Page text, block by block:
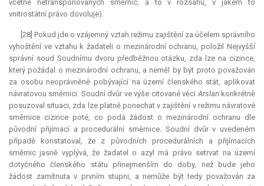
včetně netransponovaných směrnic, a to v rozsahu, v jakém to
vnitrostátní právo dovoluje).
[28] Pokud jde o vzájemný vztah režimu zajištění za účelem správního
vyhoštění ve vztahu k žadateli o mezinárodní ochranu, položil Nejvyšší
správní soud Soudnímu dvoru předběžnou otázku, zda lze na cizince,
který požádal o mezinárodní ochranu, a neměl by být proto považován
za osobu neoprávněně pobývající na území členského stát, aplikovat
návratovou směrnici. Soudní dvůr ve výše citované věciArslan konkrétně
posuzoval situaci, zda lze platně ponechat v zajištění v režimu návratové
směrnice cizince poté, co podá žádost o mezinárodní ochranu dle
původní přijímací a procedurální směrnice. Soudní dvůr v uvedeném
případě konstatoval, že z původních procedurálních a přijímacích
směrnic jasně vyplývá, že žadatel o azyl má právo setrvat na území
dotyčného členského státu přinejmenším do doby, než bude jeho
žádost zamítnuta v prvním stupni, a nemůže být tedy považován za